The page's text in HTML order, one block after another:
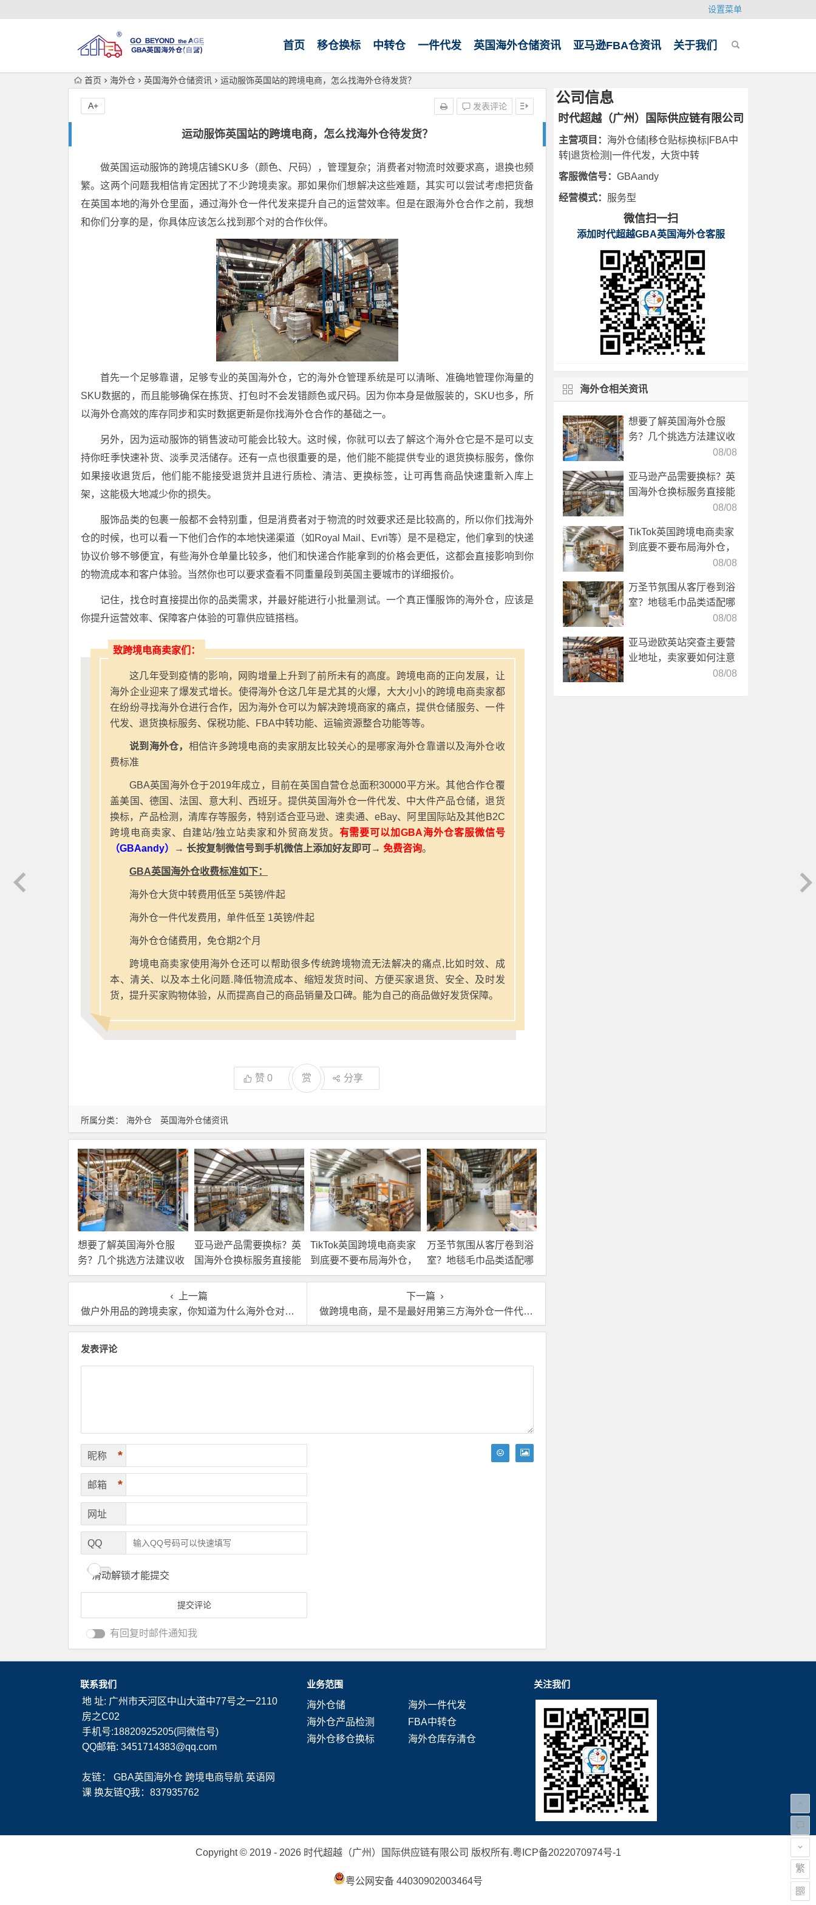
设置菜单
首页 移仓换标 中转仓 一件代发 英国海外仓储资讯 亚马逊FBA仓资讯 关于我们
首页 海外仓 英国海外仓储资讯 运动服饰英国站的跨境电商，怎么找海外仓待发货？
运动服饰英国站的跨境电商，怎么找海外仓待发货？
发表评论
A+
所属分类： 海外仓 英国海外仓储资讯
做英国运动服饰的跨境店铺SKU多（颜色、尺码），管理复杂；消费者对物流时效要求高，退换也频
繁。这两个问题我相信肯定困扰了不少跨境卖家。那如果你们想解决这些难题，其实可以尝试考虑把货备
在英国本地的海外仓里面，通过海外仓一件代发来提升自己的运营效率。但是在跟海外仓合作之前，我想
和你们分享的是，你具体应该怎么找到那个对的合作伙伴。
首先一个足够靠谱，足够专业的英国海外仓，它的海外仓管理系统是可以清晰、准确地管理你海量的
SKU数据的，而且能够确保在拣货、打包时不会发错颜色或尺码。因为你本身是做服装的，SKU也多，所
以海外仓高效的库存同步和实时数据更新是你找海外仓合作的基础之一。
另外，因为运动服饰的销售波动可能会比较大。这时候，你就可以去了解这个海外仓它是不是可以支
持你旺季快速补货、淡季灵活储存。还有一点也很重要的是，他们能不能提供专业的退货换标服务，像你
如果接收退货后，他们能不能接受退货并且进行质检、清洁、更换标签，让可再售商品快速重新入库上
架，这能极大地减少你的损失。
服饰品类的包裹一般都不会特别重，但是消费者对于物流的时效要求还是比较高的，所以你们找海外
仓的时候，也可以看一下他们合作的本地快递渠道（如Royal Mail、Evri等）是不是稳定，他们拿到的快递
协议价够不够便宜，有些海外仓单量比较多，他们和快递合作能拿到的价格会更低，这都会直接影响到你
的物流成本和客户体验。当然你也可以要求查看不同重量段到英国主要城市的详细报价。
记住，找仓时直接提出你的品类需求，并最好能进行小批量测试。一个真正懂服饰的海外仓，应该是
你提升运营效率、保障客户体验的可靠供应链搭档。
致跨境电商卖家们：
这几年受到疫情的影响，网购增量上升到了前所未有的高度。跨境电商的正向发展，让
海外企业迎来了爆发式增长。使得海外仓这几年是尤其的火爆，大大小小的跨境电商卖家都
在纷纷寻找海外仓进行合作，因为海外仓可以为解决跨境商家的痛点，提供仓储服务、一件
代发、退货换标服务、保税功能、FBA中转功能、运输资源整合功能等等。
说到海外仓， 相信许多跨境电商的卖家朋友比较关心的是哪家海外仓靠谱以及海外仓收
费标准
GBA英国海外仓于2019年成立，目前在英国自营仓总面积30000平方米。其他合作仓覆
盖美国、德国、法国、意大利、西班牙。提供英国海外仓一件代发、中大件产品仓储，退货
换标，产品检测，清库存等服务，特别适合亚马逊、速卖通、eBay、阿里国际站及其他B2C
跨境电商卖家、自建站/独立站卖家和外贸商发货。 有需要可以加GBA海外仓客服微信号
（GBAandy）
→ 长按复制微信号到手机微信上添加好友即可→ 免费咨询。
GBA英国海外仓收费标准如下：
海外仓大货中转费用低至 5英镑/件起
海外仓一件代发费用，单件低至 1英镑/件起
海外仓仓储费用，免仓期2个月
跨境电商卖家使用海外仓还可以帮助很多传统跨境物流无法解决的痛点,比如时效、成
本、清关、以及本土化问题.降低物流成本、缩短发货时间、方便买家退货、安全、及时发
货，提升买家购物体验，从而提高自己的商品销量及口碑。能为自己的商品做好发货保障。
赞 0 赏 分享
想要了解英国海外仓服
务？几个挑选方法建议收
藏！
亚马逊产品需要换标？英
国海外仓换标服务直接能
高效解决！
TikTok英国跨境电商卖家
到底要不要布局海外仓，
海外仓优势分析！
万圣节氛围从客厅卷到浴
室？地毯毛巾品类适配哪
些海外仓服务？
上一篇
做户外用品的跨境卖家，你知道为什么海外仓对你来说很重要吗？
下一篇
做跨境电商，是不是最好用第三方海外仓一件代发？
发表评论
昵称 *
邮箱 *
网址
QQ
滑动解锁才能提交
有回复时邮件通知我
公司信息
时代超越（广州）国际供应链有限公司
主营项目： 海外仓储|移仓贴标换标|FBA中
转|退货检测|一件代发，大货中转
客服微信号： GBAandy
经营模式： 服务型
微信扫一扫
添加时代超越GBA英国海外仓客服
海外仓相关资讯
想要了解英国海外仓服
务？几个挑选方法建议收
08/08
亚马逊产品需要换标？英
国海外仓换标服务直接能
08/08
TikTok英国跨境电商卖家
到底要不要布局海外仓，
08/08
万圣节氛围从客厅卷到浴
室？地毯毛巾品类适配哪
08/08
亚马逊欧英站突查主要营
业地址，卖家要如何注意
08/08
联系我们
地 址: 广州市天河区中山大道中77号之一2110
房之C02
手机号:18820925205(同微信号)
QQ邮箱: 3451714383@qq.com
友链： GBA英国海外仓 跨境电商导航 英语网
课 换友链Q我：837935762
业务范围
海外仓储
海外一件代发
海外仓产品检测
FBA中转仓
海外仓移仓换标
海外仓库存清仓
关注我们
Copyright © 2019 - 2026 时代超越（广州）国际供应链有限公司 版权所有.粤ICP备2022070974号-1
粤公网安备 44030902003464号
繁